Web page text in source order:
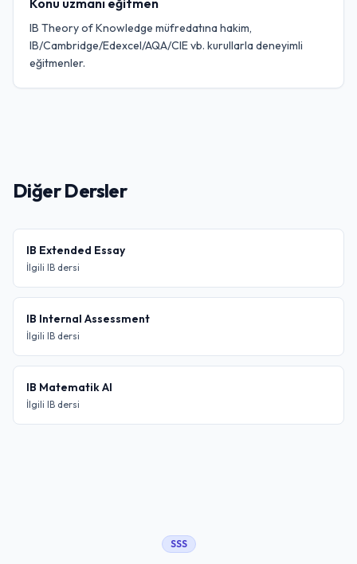
Konu uzmanı eğitmen
IB Theory of Knowledge müfredatına hakim,
IB/Cambridge/Edexcel/AQA/CIE vb. kurullarla deneyimli
eğitmenler.
Diğer Dersler
IB Extended Essay
İlgili IB dersi
IB Internal Assessment
İlgili IB dersi
IB Matematik AI
İlgili IB dersi
SSS